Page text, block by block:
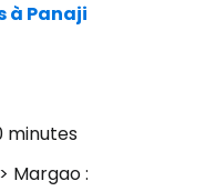
à Panaji
minutes
Margao :